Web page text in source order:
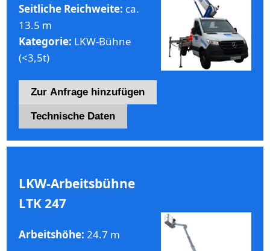
Seitliche Reichweite: ca.
13.5 m
Kategorie: LKW-Bühne
(<3,5t)
Zur Anfrage hinzufügen
Technische Daten
LKW-Arbeitsbühne
LTK 247
Arbeitshöhe: 24.7 m